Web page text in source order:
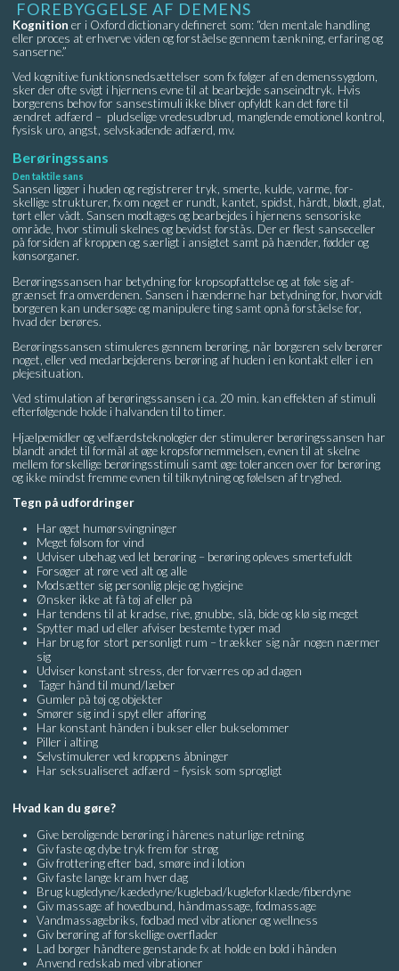
FOREBYGGELSE AF DEMENS
Kognition er i Oxford dictionary defineret som: “den mentale handling
eller proces at erhverve viden og forståelse gennem tænkning, erfaring og
sanserne.”
Ved kognitive funktionsnedsættelser som fx følger af en demenssygdom,
sker der ofte svigt i hjernens evne til at bearbejde sanseindtryk. Hvis
borgerens behov for sansestimuli ikke bliver opfyldt kan det føre til
ændret adfærd – pludselige vredesudbrud, manglende emotionel kontrol,
fysisk uro, angst, selvskadende adfærd, mv.
Berøringssans
Den taktile sans
Sansen ligger i huden og registrerer tryk, smerte, kulde, varme, for-
skellige strukturer, fx om noget er rundt, kantet, spidst, hårdt, blødt, glat,
tørt eller vådt. Sansen modtages og bearbejdes i hjernens sensoriske
område, hvor stimuli skelnes og bevidst forstås. Der er flest sanseceller
på forsiden af kroppen og særligt i ansigtet samt på hænder, fødder og
kønsorganer.
Berøringssansen har betydning for kropsopfattelse og at føle sig af-
grænset fra omverdenen. Sansen i hænderne har betydning for, hvorvidt
borgeren kan undersøge og manipulere ting samt opnå forståelse for,
hvad der berøres.
Berøringssansen stimuleres gennem berøring, når borgeren selv berører
noget, eller ved medarbejderens berøring af huden i en kontakt eller i en
plejesituation.
Ved stimulation af berøringssansen i ca. 20 min. kan effekten af stimuli
efterfølgende holde i halvanden til to timer.
Hjælpemidler og velfærdsteknologier der stimulerer berøringssansen har
blandt andet til formål at øge kropsfornemmelsen, evnen til at skelne
mellem forskellige berøringsstimuli samt øge tolerancen over for berøring
og ikke mindst fremme evnen til tilknytning og følelsen af tryghed.
Tegn på udfordringer
Har øget humørsvingninger
Meget følsom for vind
Udviser ubehag ved let berøring – berøring opleves smertefuldt
Forsøger at røre ved alt og alle
Modsætter sig personlig pleje og hygiejne
Ønsker ikke at få tøj af eller på
Har tendens til at kradse, rive, gnubbe, slå, bide og klø sig meget
Spytter mad ud eller afviser bestemte typer mad
Har brug for stort personligt rum – trækker sig når nogen nærmer
sig
Udviser konstant stress, der forværres op ad dagen
Tager hånd til mund/læber
Gumler på tøj og objekter
Smører sig ind i spyt eller afføring
Har konstant hånden i bukser eller bukselommer
Piller i alting
Selvstimulerer ved kroppens åbninger
Har seksualiseret adfærd – fysisk som sprogligt
Hvad kan du gøre?
Give beroligende berøring i hårenes naturlige retning
Giv faste og dybe tryk frem for strøg
Giv frottering efter bad, smøre ind i lotion
Giv faste lange kram hver dag
Brug kugledyne/kædedyne/kuglebad/kugleforklæde/fiberdyne
Giv massage af hovedbund, håndmassage, fodmassage
Vandmassagebriks, fodbad med vibrationer og wellness
Giv berøring af forskellige overflader
Lad borger håndtere genstande fx at holde en bold i hånden
Anvend redskab med vibrationer